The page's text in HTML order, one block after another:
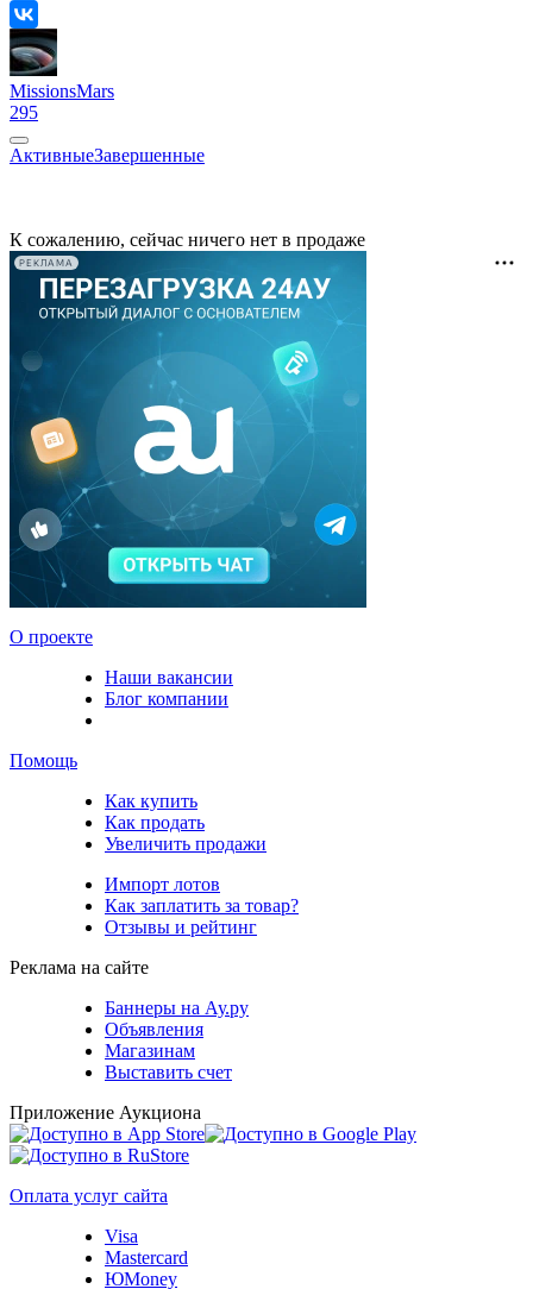
MissionsMars
295
АктивныеЗавершенные
К сожалению, сейчас ничего нет в продаже
РЕКЛАМА
О проекте
Наши вакансии
Блог компании
Помощь
Как купить
Как продать
Увеличить продажи
Импорт лотов
Как заплатить за товар?
Отзывы и рейтинг
Реклама на сайте
Баннеры на Ау.ру
Объявления
Магазинам
Выставить счет
Приложение Аукциона
Оплата услуг сайта
Visa
Mastercard
ЮMoney